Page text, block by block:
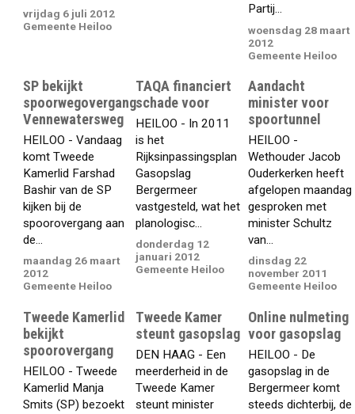
vrijdag 6 juli 2012
Gemeente Heiloo
Partij...
woensdag 28 maart
2012
Gemeente Heiloo
SP bekijkt
spoorwegovergang
Vennewatersweg
HEILOO - Vandaag
komt Tweede
Kamerlid Farshad
Bashir van de SP
kijken bij de
spoorovergang aan
de...
maandag 26 maart
2012
Gemeente Heiloo
TAQA financiert
schade voor
HEILOO - In 2011
is het
Rijksinpassingsplan
Gasopslag
Bergermeer
vastgesteld, wat het
planologisc...
donderdag 12
januari 2012
Gemeente Heiloo
Aandacht
minister voor
spoortunnel
HEILOO -
Wethouder Jacob
Ouderkerken heeft
afgelopen maandag
gesproken met
minister Schultz
van...
dinsdag 22
november 2011
Gemeente Heiloo
Tweede Kamerlid
bekijkt
spoorovergang
HEILOO - Tweede
Kamerlid Manja
Smits (SP) bezoekt
Tweede Kamer
steunt gasopslag
DEN HAAG - Een
meerderheid in de
Tweede Kamer
steunt minister
Online nulmeting
voor gasopslag
HEILOO - De
gasopslag in de
Bergermeer komt
steeds dichterbij, de